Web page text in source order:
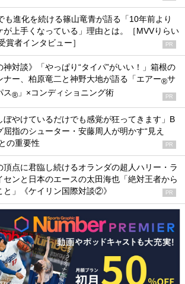
も進化を続ける篠山竜青が語る「10年前より
が上手くなっている」理由とは。［MVVりらい
賞者インタビュー］
PR
神対談》「やっぱり“タイパ”がいい！」箱根の
ナー、柏原竜二と神野大地が語る「エアー®サ
ス® 」×コンディショニング術 PR
ぼやけているだけでも感覚が狂ってきます」B
屈指のシューター・安藤周人が明かす“見え
の重要性
PR
頂点に君臨し続けるオランダの超人ハリー・ラ
センと日本のエースの太田海也「絶対王者から
と」《ケイリン国際対談②》
PR